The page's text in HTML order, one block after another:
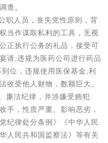
查。
职人员，丧失党性原则，背
当作谋取私利的工具，无视
正执行公务的礼品，接受可
请;违规为医药公司进行药品
位，违规使用医保基金;利
收受他人财物，数额巨大。
廉洁纪律，并涉嫌受贿犯
手，性质严重、影响恶劣，
纪律处分条例》《中华人民
人民共和国监察法》等有关